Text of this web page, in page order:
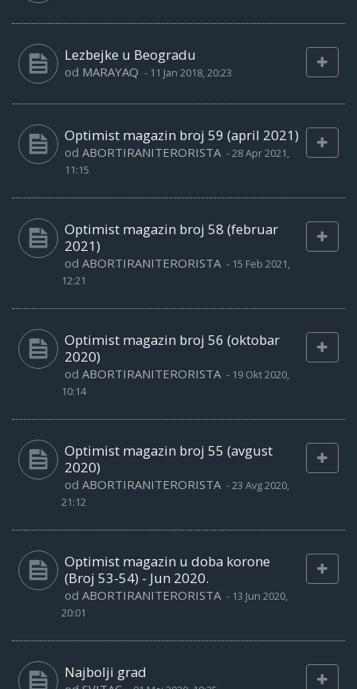
Lezbejke u Beogradu
od MARAYAQ - 11 Jan 2018, 20:23
Optimist magazin broj 59 (april 2021)
od ABORTIRANITERORISTA -28 Apr 2021,
11:15
Optimist magazin broj 58 (februar
2021)
od ABORTIRANITERORISTA - 15 Feb 2021,
12:21
Optimist magazin broj 56 (oktobar
2020)
od ABORTIRANITERORISTA - 19 Okt 2020,
10:14
Optimist magazin broj 55 (avgust
2020)
od ABORTIRANITERORISTA -23 Avg 2020,
21:12
Optimist magazin u doba korone
(Broj 53-54) - Jun 2020.
od ABORTIRANITERORISTA - 13 Jun 2020,
20:01
Najbolji grad